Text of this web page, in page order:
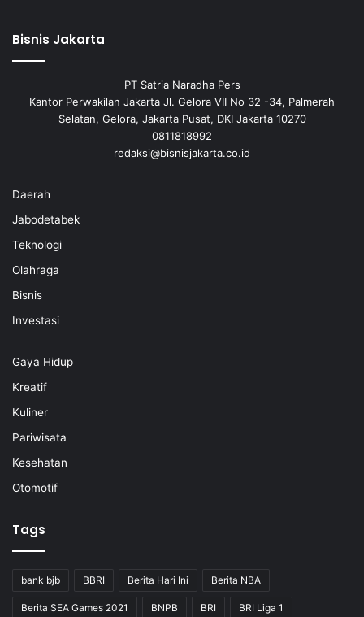
Bisnis Jakarta
PT Satria Naradha Pers
Kantor Perwakilan Jakarta Jl. Gelora VII No 32 -34, Palmerah
Selatan, Gelora, Jakarta Pusat, DKI Jakarta 10270
0811818992
redaksi@bisnisjakarta.co.id
Daerah
Jabodetabek
Teknologi
Olahraga
Bisnis
Investasi
Gaya Hidup
Kreatif
Kuliner
Pariwisata
Kesehatan
Otomotif
Tags
bank bjb BBRI Berita Hari Ini Berita NBA
Berita SEA Games 2021 BNPB BRI BRI Liga 1